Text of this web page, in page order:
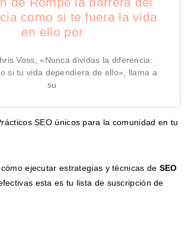
como si te fuera la vida
en ello por
Voss, «Nunca dividas la diferencia:
si tu vida dependiera de ello», llama a
su
SEO únicos para la comunidad en tu
ejecutar estrategias y técnicas de SEO
esta es tu lista de suscripción de